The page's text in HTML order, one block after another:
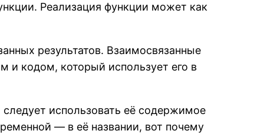
Реализация функции может как
результатов. Взаимосвязанные
и кодом, который использует его в
использовать её содержимое
— в её названии, вот почему